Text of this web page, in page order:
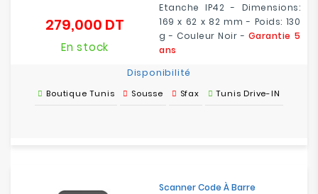
Etanche IP42 - Dimensions:
169 x 62 x 82 mm - Poids: 130
g - Couleur Noir - Garantie 5
ans
279,000 DT
En stock
Disponibilité
Boutique Tunis Sousse Sfax Tunis Drive-IN
Scanner Code À Barre